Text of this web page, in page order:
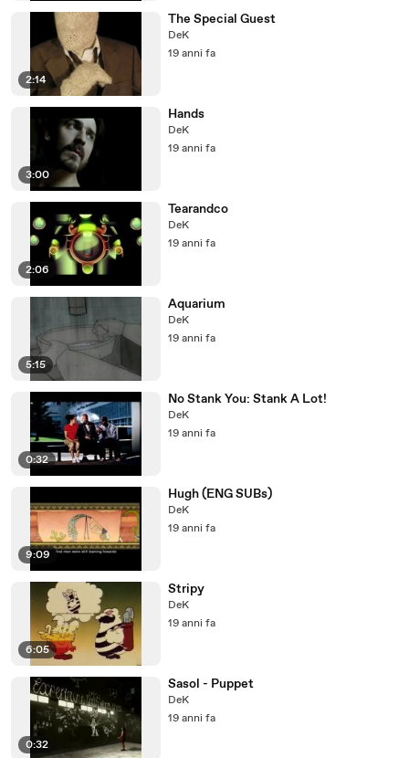
2:14
The Special Guest
DeK
19 anni fa
3:00
Hands
DeK
19 anni fa
2:06
Tearandco
DeK
19 anni fa
5:15
Aquarium
DeK
19 anni fa
0:32
No Stank You: Stank A Lot!
DeK
19 anni fa
9:09
Hugh (ENG SUBs)
DeK
19 anni fa
6:05
Stripy
DeK
19 anni fa
0:32
Sasol - Puppet
DeK
19 anni fa